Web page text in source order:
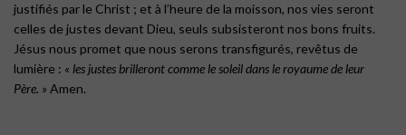
justifiés par le Christ ; et à l’heure de la moisson, nos vies seront
celles de justes devant Dieu, seuls subsisteront nos bons fruits.
Jésus nous promet que nous serons transfigurés, revêtus de
lumière : « les justes brilleront comme le soleil dans le royaume de leur
Père. » Amen.